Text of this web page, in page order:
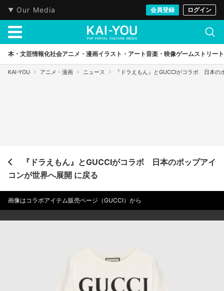
Our Media 会員登録 ログイン
本・文芸情報化社会アニメ・漫画イラスト・アート音楽・映像ゲームストリート
KAI-YOU アニメ・漫画 ニュース 『ドラえもん』とGUCCIがコラボ 日本の
『ドラえもん』とGUCCIがコラボ 日本のポップアイ
コンが世界へ展開 に戻る
画像はコラボアイテム販売ページ（GUCCI）から